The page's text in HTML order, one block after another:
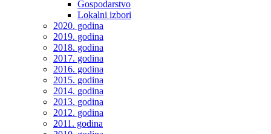
Gospodarstvo
Lokalni izbori
2020. godina
2019. godina
2018. godina
2017. godina
2016. godina
2015. godina
2014. godina
2013. godina
2012. godina
2011. godina